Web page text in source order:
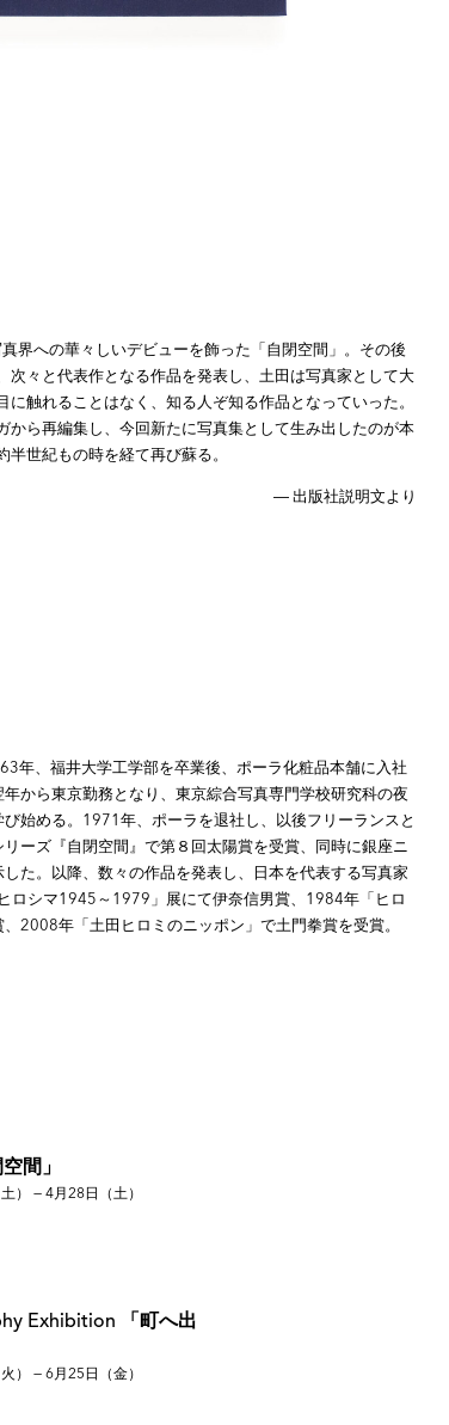
界への華々しいデビューを飾った「自閉空間」。その後
次々と代表作となる作品を発表し、土田は写真家として大
触れることはなく、知る人ぞ知る作品となっていった。
から再編集し、今回新たに写真集として生み出したのが本
世紀もの時を経て再び蘇る。
― 出版社説明文より
年、福井大学工学部を卒業後、ポーラ化粧品本舗に入社
から東京勤務となり、東京綜合写真専門学校研究科の夜
始める。1971年、ポーラを退社し、以後フリーランスと
ーズ『自閉空間』で第８回太陽賞を受賞、同時に銀座ニ
た。以降、数々の作品を発表し、日本を代表する写真家
ロシマ1945～1979」展にて伊奈信男賞、1984年「ヒロ
2008年「土田ヒロミのニッポン」で土門拳賞を受賞。
間」
） — 4月28日（土）
Exhibition 「町へ出
） — 6月25日（金）